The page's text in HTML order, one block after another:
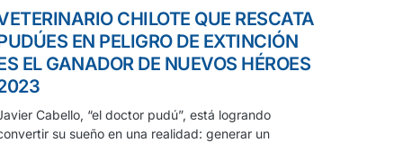
CHILOTE QUE RESCATA
EN PELIGRO DE EXTINCIÓN
EL GANADOR DE NUEVOS HÉROES
Cabello, “el doctor pudú”, está logrando
su sueño en una realidad: generar un